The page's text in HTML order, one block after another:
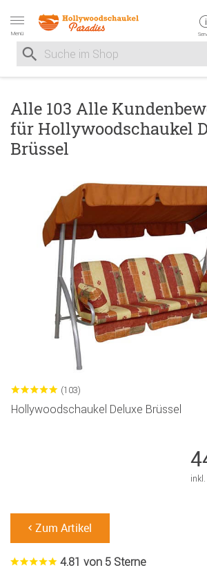
Menü
Suche nach
Suche im Shop, nach der Eingabe
Alle 103 Alle
für Hollywoodschaukel
Brüssel
(103)
Hollywoodschaukel Deluxe Brüssel
Zum Artikel
4.81 von 5 Sterne